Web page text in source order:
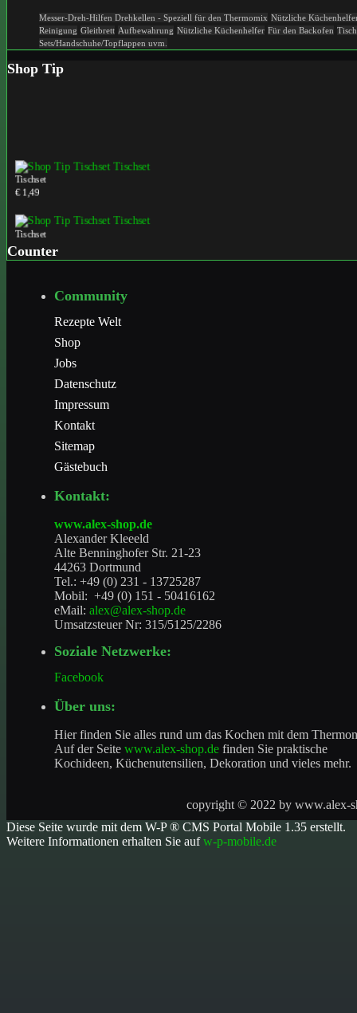
Messer-Dreh-Hilfen Drehkellen - Speziell für den Thermomix Nützliche
Reinigung Gleitbrett Aufbewahrung Nützliche Küchenhelfer Für den Backofen
Sets/Handschuhe/Topflappen uvm.
Shop Tip
Tischset
€ 1,49
Tischset
Counter
Community
Rezepte Welt
Shop
Jobs
Datenschutz
Impressum
Kontakt
Sitemap
Gästebuch
Kontakt:
www.alex-shop.de
Alexander Kleeeld
Alte Benninghofer Str. 21-23
44263 Dortmund
Tel.: +49 (0) 231 - 13725287
Mobil: +49 (0) 151 - 50416162
eMail: alex@alex-shop.de
Umsatzsteuer Nr: 315/5125/2286
Soziale Netzwerke:
Facebook
Über uns:
Hier finden Sie alles rund um das Kochen mit dem
Auf der Seite www.alex-shop.de finden Sie praktische
Kochideen, Küchenutensilien, Dekoration und vieles mehr.
copyright © 2022 by www.alex-
Diese Seite wurde mit dem W-P ® CMS Portal Mobile 1.35 erstellt.
Weitere Informationen erhalten Sie aufw-p-mobile.de